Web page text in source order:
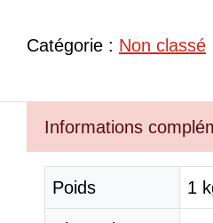
Catégorie : Non classé
Informations
Poids 1